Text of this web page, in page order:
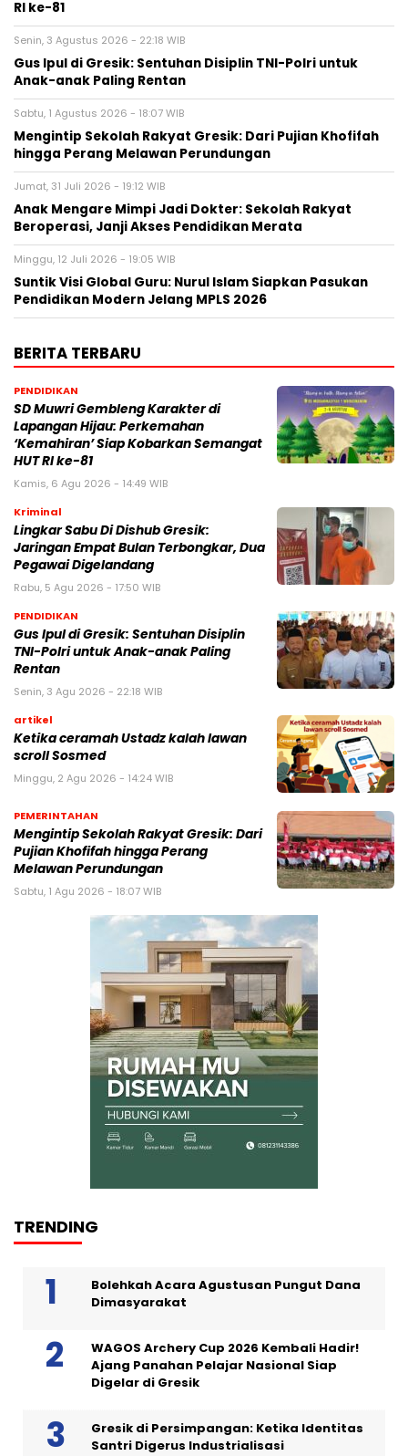
RI ke-81
Senin, 3 Agustus 2026 - 22:18 WIB
Gus Ipul di Gresik: Sentuhan Disiplin TNI-Polri untuk
Anak-anak Paling Rentan
Sabtu, 1 Agustus 2026 - 18:07 WIB
Mengintip Sekolah Rakyat Gresik: Dari Pujian Khofifah
hingga Perang Melawan Perundungan
Jumat, 31 Juli 2026 - 19:12 WIB
Anak Mengare Mimpi Jadi Dokter: Sekolah Rakyat
Beroperasi, Janji Akses Pendidikan Merata
Minggu, 12 Juli 2026 - 19:05 WIB
Suntik Visi Global Guru: Nurul Islam Siapkan Pasukan
Pendidikan Modern Jelang MPLS 2026
BERITA TERBARU
PENDIDIKAN
SD Muwri Gembleng Karakter di
Lapangan Hijau: Perkemahan
‘Kemahiran’ Siap Kobarkan Semangat
HUT RI ke-81
Kamis, 6 Agu 2026 - 14:49 WIB
Kriminal
Lingkar Sabu Di Dishub Gresik:
Jaringan Empat Bulan Terbongkar, Dua
Pegawai Digelandang
Rabu, 5 Agu 2026 - 17:50 WIB
PENDIDIKAN
Gus Ipul di Gresik: Sentuhan Disiplin
TNI-Polri untuk Anak-anak Paling
Rentan
Senin, 3 Agu 2026 - 22:18 WIB
artikel
Ketika ceramah Ustadz kalah lawan
scroll Sosmed
Minggu, 2 Agu 2026 - 14:24 WIB
PEMERINTAHAN
Mengintip Sekolah Rakyat Gresik: Dari
Pujian Khofifah hingga Perang
Melawan Perundungan
Sabtu, 1 Agu 2026 - 18:07 WIB
TRENDING
Bolehkah Acara Agustusan Pungut Dana
Dimasyarakat
WAGOS Archery Cup 2026 Kembali Hadir!
Ajang Panahan Pelajar Nasional Siap
Digelar di Gresik
Gresik di Persimpangan: Ketika Identitas
Santri Digerus Industrialisasi